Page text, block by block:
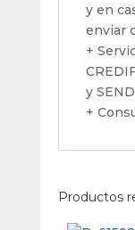
y en
enviar
+
y
+
Productos